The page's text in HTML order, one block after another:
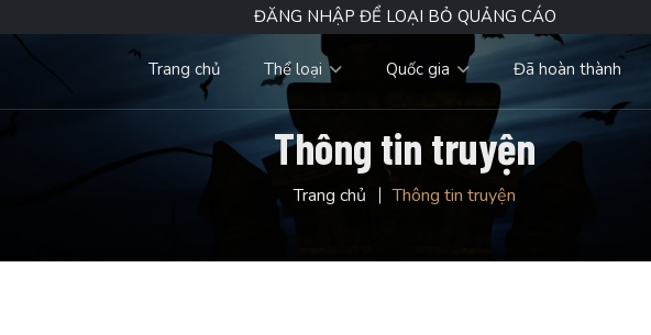
ĐĂNG NHẬP ĐỂ LOẠI BỎ QUẢNG CÁO
Trang chủ Thể loại Quốc gia Đã hoàn thành
Thông tin truyện
Trang chủ Thông tin truyện